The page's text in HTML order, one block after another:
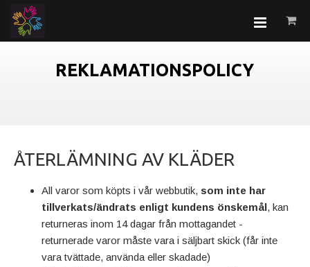
REKLAMATIONSPOLICY
ÅTERLÄMNING AV KLÄDER
All varor som köpts i vår webbutik, som inte har
tillverkats/ändrats enligt kundens önskemål, kan
returneras inom 14 dagar från mottagandet -
returnerade varor måste vara i säljbart skick (får inte
vara tvättade, använda eller skadade)